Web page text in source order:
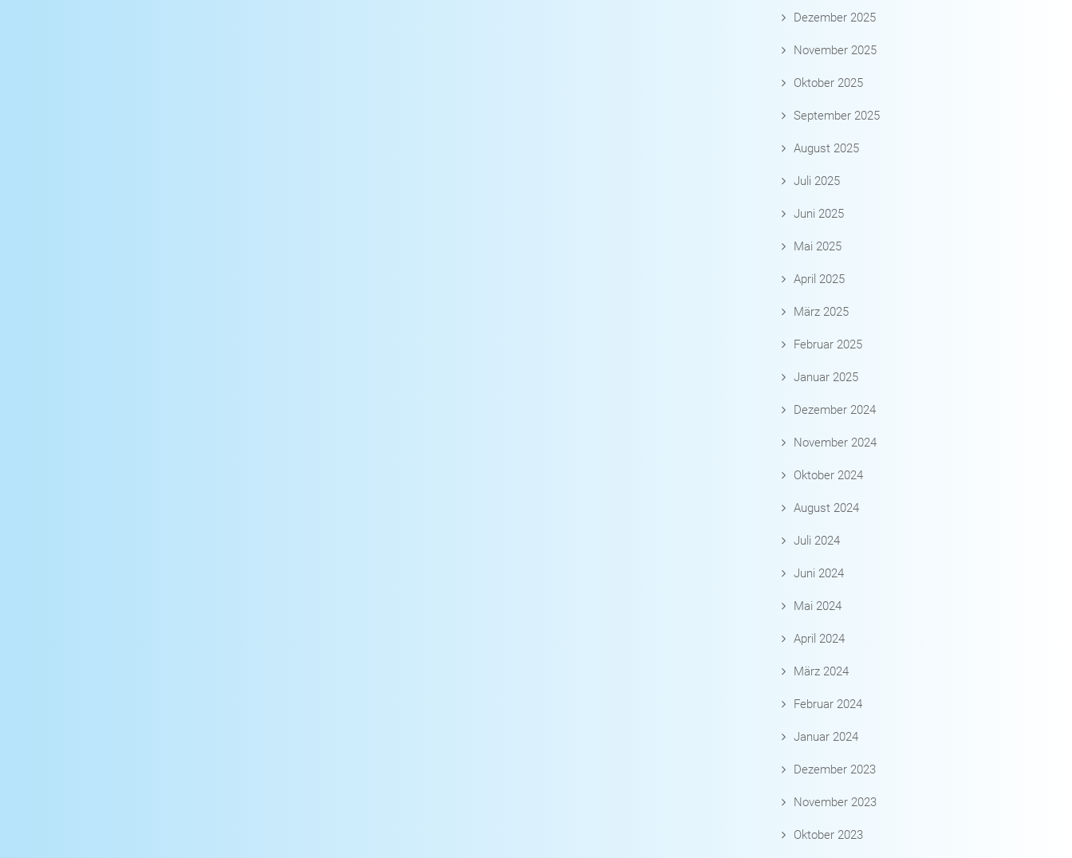
Dezember 2025
November 2025
Oktober 2025
September 2025
August 2025
Juli 2025
Juni 2025
Mai 2025
April 2025
März 2025
Februar 2025
Januar 2025
Dezember 2024
November 2024
Oktober 2024
August 2024
Juli 2024
Juni 2024
Mai 2024
April 2024
März 2024
Februar 2024
Januar 2024
Dezember 2023
November 2023
Oktober 2023